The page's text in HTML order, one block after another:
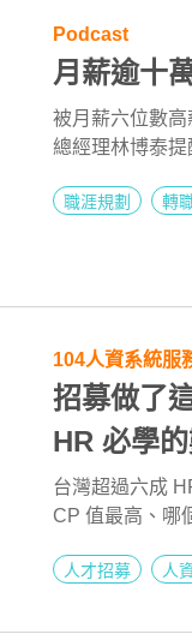
Podcast
月薪逾十
被月薪六位數
總經理林博泰
「下下一步」
職涯規劃 轉
104人資系統服
招募做了
HR 必學
台灣超過六成
CP 值最高、哪
析與求職者輪廓
人才招募 人